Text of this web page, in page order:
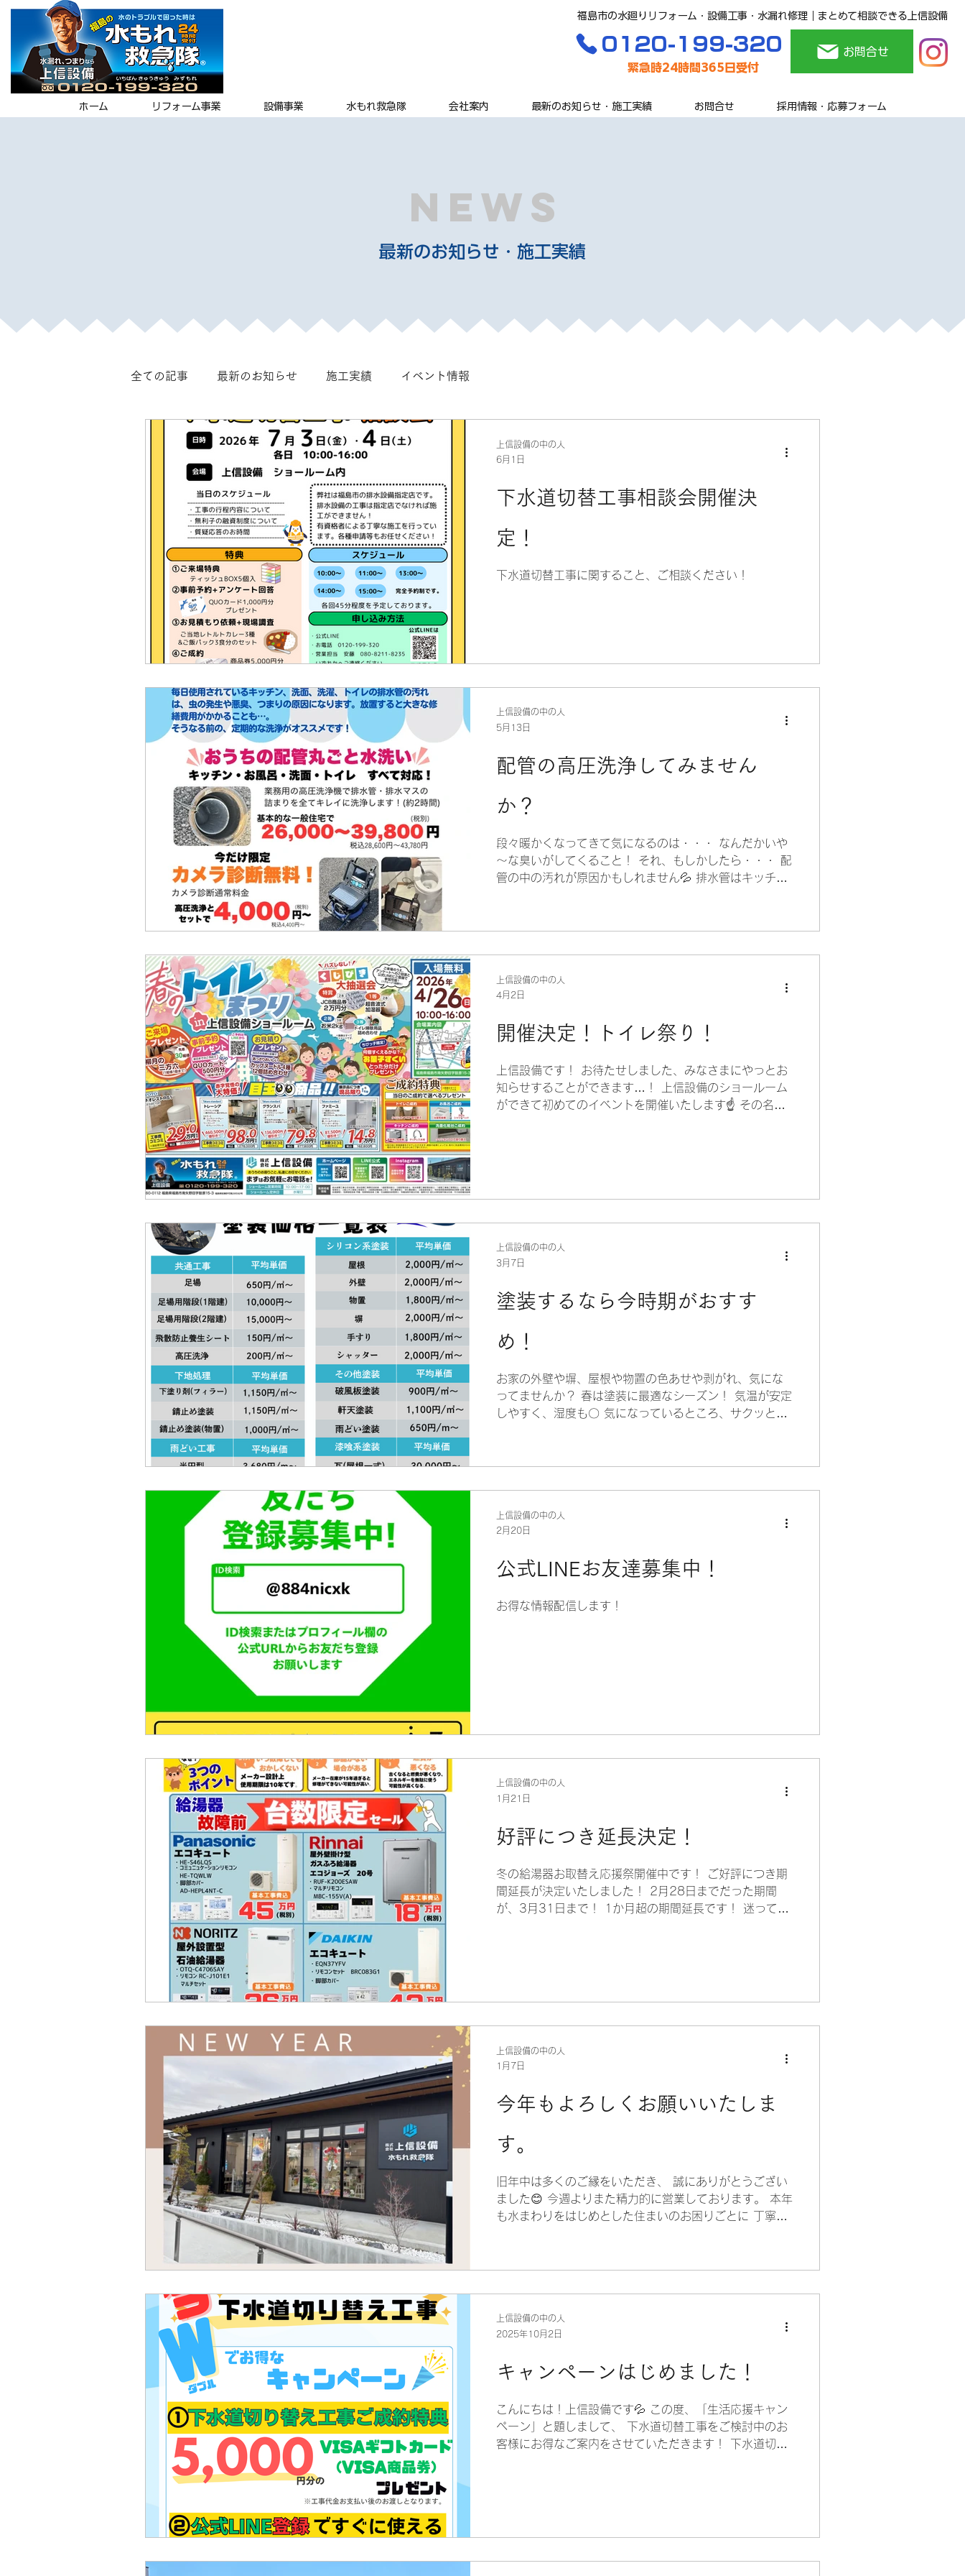
福島市の水廻りリフォーム・設備工事・水漏れ修理｜まとめて相談できる上信設備
0120-199-320
​緊急時24時間365日受付
お問合せ
ホーム リフォーム事業 設備事業 水もれ救急隊 会社案内 最新のお知らせ・施工実績 お問合せ 採用情報・応募フォーム
news
最新のお知らせ・施工実績
全ての記事 最新のお知らせ 施工実績 イベント情報
下水道切替工事相談会開催決
定！
下水道切替工事に関すること、ご相談ください！
上信設備の中の人
6月1日
配管の高圧洗浄してみません
か？
段々暖かくなってきて気になるのは・・・ なんだかいや
～な臭いがしてくること！ それ、もしかしたら・・・ 配
管の中の汚れが原因かもしれません💦 排水管はキッチン
ど、 様々な異物も流れています。 ドロドロとした汚れが
のパイプクリーナーを使う ③ワイヤーブラシを使うの３
つの方法があります。 しかしながら、市販の洗浄剤では
はありません。 また、配管の奥の方までは掃除ができ
除！ 当社にお任せください！ 排水管洗浄剤で宅内からき
れいに！ 高圧洗浄で宅外からもきれいにすっきり！ 今な
ら通常価格￥4400（税込）のカメラ診断が 無料ででき
上信設備の中の人
5月13日
開催決定！トイレ祭り！
上信設備です！ お待たせしました、みなさまにやっとお
知らせすることができます…！ 上信設備のショールーム
ができて初めてのイベントを開催いたします☝️ その名も
上信設備の中の人
4月2日
塗装するなら今時期がおすす
め！
お家の外壁や塀、屋根や物置の色あせや剥がれ、気にな
ってませんか？ 春は塗装に最適なシーズン！ 気温が安定
しやすく、湿度も〇 気になっているところ、サクッと塗
のでご安心ください！ アパートの階段や手すりなどの施
320 いちばんきゅうきゅうみずもれまで🎀 公式LINEか
らもご相談いただけます！ ご連絡お待ちしております😉
上信設備の中の人
3月7日
公式LINEお友達募集中！
お得な情報配信します！
上信設備の中の人
2月20日
好評につき延長決定！
冬の給湯器お取替え応援祭開催中です！ ご好評につき期
間延長が決定いたしました！ 2月28日までだった期間
が、3月31日まで！ 1か月超の期間延長です！ 迷ってい
上信設備の中の人
1月21日
今年もよろしくお願いいたしま
す。
旧年中は多くのご縁をいただき、 誠にありがとうござい
ました😊 今週よりまた精力的に営業しております。 本年
も水まわりをはじめとした住まいのお困りごとに 丁寧に
上信設備の中の人
1月7日
キャンペーンはじめました！
こんにちは！上信設備です💦 この度、「生活応援キャン
ペーン」と題しまして、 下水道切替工事をご検討中のお
客様にお得なご案内をさせていただきます！ 下水道切替
ご連絡ください💨 公式LINEからのご連絡も可能です！
上信設備の中の人
2025年10月2日